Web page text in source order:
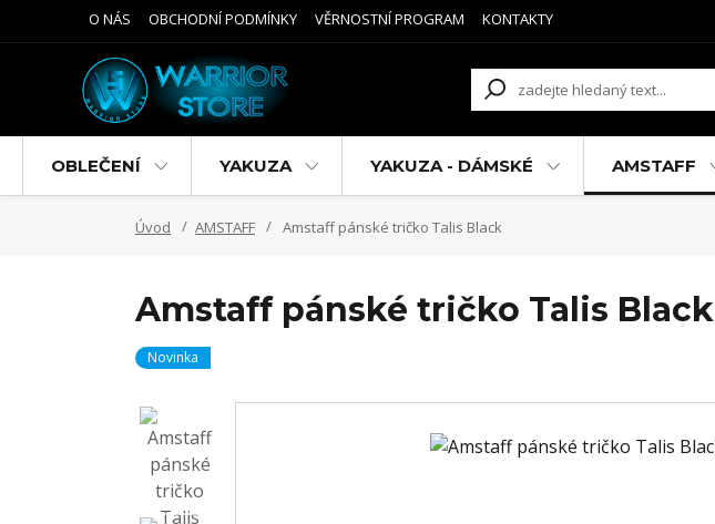
O NÁS OBCHODNÍ PODMÍNKY VĚRNOSTNÍ PROGRAM KONTAKTY
OBLEČENÍ YAKUZA YAKUZA - DÁMSKÉ AMSTAFF
Úvod AMSTAFF Amstaff pánské tričko Talis Black
Amstaff pánské tričko Talis Black
Novinka